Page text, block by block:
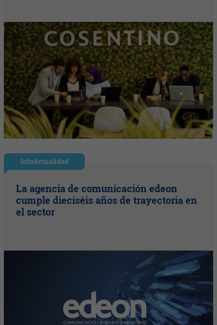
InfoActualidad
La agencia de comunicación edeon
cumple dieciséis años de trayectoria en
el sector